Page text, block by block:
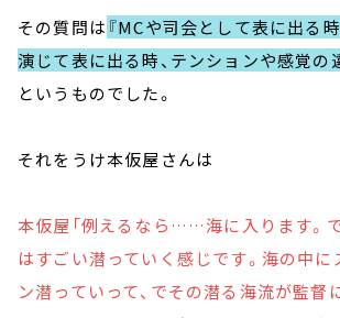
その質問は 『MCや司会として表に出る
演じて表に出る時、テンションや感覚の
というものでした。
それをうけ本仮屋さんは
本仮屋「例えるなら……海に入ります。
はすごい潜っていく感じです。海の中
ン潜っていって、でその潜る海流が監督